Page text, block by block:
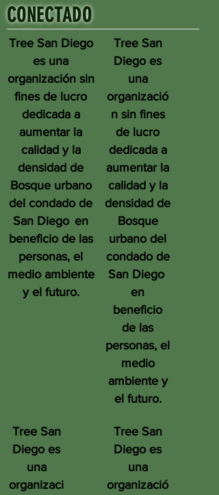
CONECTADO
Tree San Diego
es una
organización sin
fines de lucro
dedicada a
aumentar la
calidad y la
densidad de
Bosque urbano
del condado de
San Diego en
beneficio de las
personas, el
medio ambiente
y el futuro.
Tree San
Diego es
una
organizaci
Tree San
Diego es
una
organizació
n sin fines
de lucro
dedicada a
aumentar la
calidad y la
densidad de
Bosque
urbano del
condado de
San Diego
en
beneficio
de las
personas, el
medio
ambiente y
el futuro.
Tree San
Diego es
una
organizació